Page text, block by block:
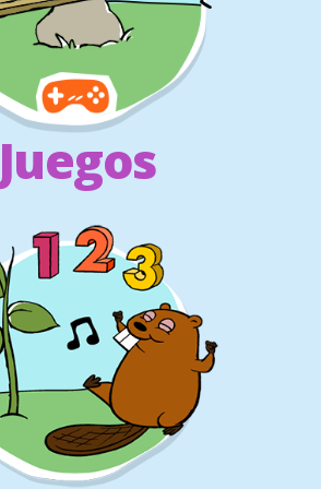
Juegos